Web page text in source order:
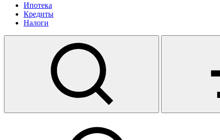
Ипотека
Кредиты
Налоги